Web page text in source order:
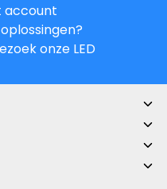
account
onze LED